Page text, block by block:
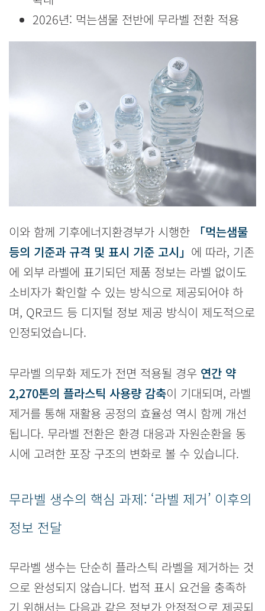
2026년: 먹는샘물 전반에 무라벨 전환 적용
이와 함께 기후에너지환경부가 시행한
「먹는샘물
등의 기준과 규격 및 표시 기준 고시」 에 따라, 기존
에 외부 라벨에 표기되던 제품 정보는 라벨 없이도
소비자가 확인할 수 있는 방식으로 제공되어야 하
며, QR코드 등 디지털 정보 제공 방식이 제도적으로
인정되었습니다.
무라벨 의무화 제도가 전면 적용될 경우 연간 약
2,270톤의 플라스틱 사용량 감축이 기대되며, 라벨
제거를 통해 재활용 공정의 효율성 역시 함께 개선
됩니다. 무라벨 전환은 환경 대응과 자원순환을 동
시에 고려한 포장 구조의 변화로 볼 수 있습니다.
무라벨 생수의 핵심 과제: ‘라벨 제거’ 이후의
정보 전달
무라벨 생수는 단순히 플라스틱 라벨을 제거하는 것
으로 완성되지 않습니다. 법적 표시 요건을 충족하
기 위해서는 다음과 같은 정보가 안정적으로 제공되